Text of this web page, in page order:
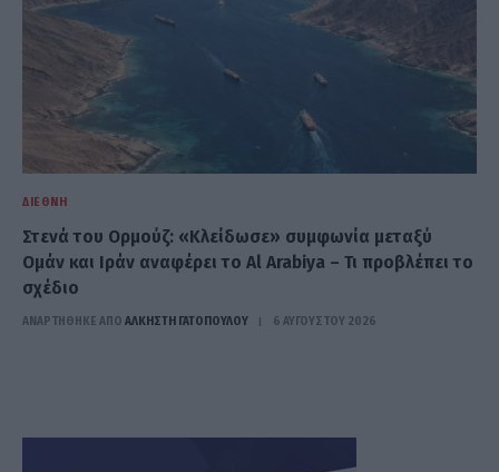
ΔΙΕΘΝΉ
Στενά του Ορμούζ: «Κλείδωσε» συμφωνία μεταξύ
Ομάν και Ιράν αναφέρει το Al Arabiya – Τι προβλέπει το
σχέδιο
ΑΝΑΡΤΗΘΗΚΕ ΑΠΟ ΆΛΚΗΣΤΗ ΓΑΤΟΠΟΎΛΟΥ 6 ΑΥΓΟΎΣΤΟΥ 2026